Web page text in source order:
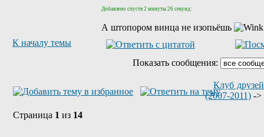
Добавлено спустя 2 минуты 26 секунд:
А штопором винца не изопьёшь
К началу темы
Показать сообщения:
Клуб
(2007-2011) ->
Страница 1 из 14